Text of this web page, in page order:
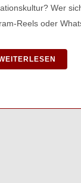
Wer
Reels oder